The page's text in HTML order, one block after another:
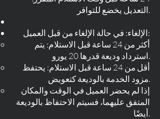
التعديل يخضع للتوافر.
الإلغاء: في حالة الإلغاء من قبل العميل:
أكثر من 24 ساعة قبل الاستلام: يتم
استرداد وديعة قدرها 20 يورو.
أقل من 24 ساعة قبل الاستلام: يحتفظ
مزود الخدمة بالوديعة كتعويض.
إذا لم يحضر العميل في الوقت والمكان
المتفق عليهما، فسيتم الاحتفاظ بالوديعة
أيضًا.